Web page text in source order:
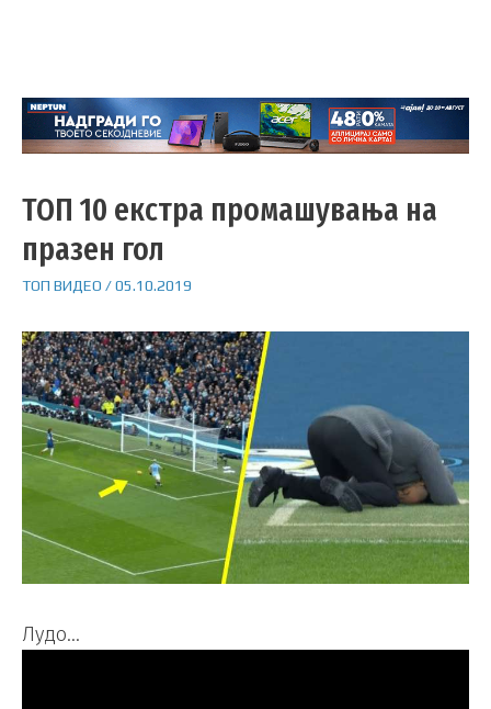
ТОП 10 екстра промашувања на
празен гол
ТОП ВИДЕО /05.10.2019
Лудо…